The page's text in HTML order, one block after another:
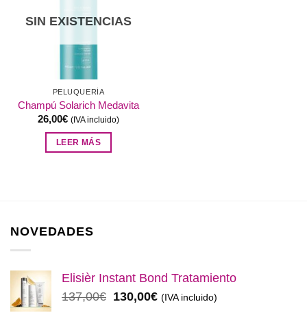
SIN EXISTENCIAS
PELUQUERÍA
Champú Solarich Medavita
26,00€ (IVA incluido)
LEER MÁS
NOVEDADES
Elisièr Instant Bond Tratamiento
137,00€ El
130,00€El(IVA incluido)